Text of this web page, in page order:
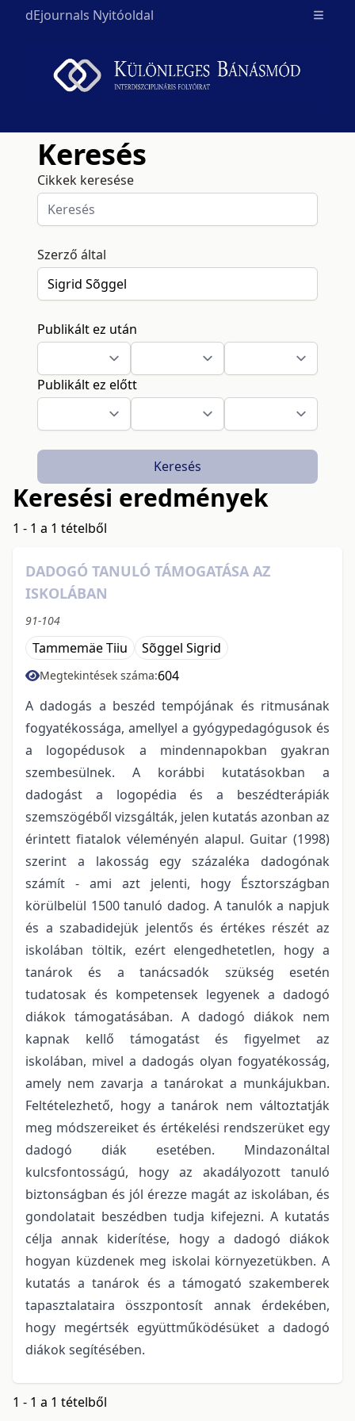
dEjournals Nyitóoldal Open
Keresés
Cikkek keresése
Szerző által
Publikált ez után
Publikált ez előtt
Keresés
Keresési eredmények
1 - 1 a 1 tételből
DADOGÓ TANULÓ TÁMOGATÁSA AZ
ISKOLÁBAN
91-104
Tammemäe Tiiu Sõggel Sigrid
Megtekintések száma:604
A dadogás a beszéd tempójának és ritmusának
fogyatékossága, amellyel a gyógypedagógusok és
a logopédusok a mindennapokban gyakran
szembesülnek. A korábbi kutatásokban a
dadogást a logopédia és a beszédterápiák
szemszögéből vizsgálták, jelen kutatás azonban az
érintett fiatalok véleményén alapul. Guitar (1998)
szerint a lakosság egy százaléka dadogónak
számít - ami azt jelenti, hogy Észtországban
körülbelül 1500 tanuló dadog. A tanulók a napjuk
és a szabadidejük jelentős és értékes részét az
iskolában töltik, ezért elengedhetetlen, hogy a
tanárok és a tanácsadók szükség esetén
tudatosak és kompetensek legyenek a dadogó
diákok támogatásában. A dadogó diákok nem
kapnak kellő támogatást és figyelmet az
iskolában, mivel a dadogás olyan fogyatékosság,
amely nem zavarja a tanárokat a munkájukban.
Feltételezhető, hogy a tanárok nem változtatják
meg módszereiket és értékelési rendszerüket egy
dadogó diák esetében. Mindazonáltal
kulcsfontosságú, hogy az akadályozott tanuló
biztonságban és jól érezze magát az iskolában, és
gondolatait beszédben tudja kifejezni. A kutatás
célja annak kiderítése, hogy a dadogó diákok
hogyan küzdenek meg iskolai környezetükben. A
kutatás a tanárok és a támogató szakemberek
tapasztalataira összpontosít annak érdekében,
hogy megértsék együttműködésüket a dadogó
diákok segítésében.
1 - 1 a 1 tételből